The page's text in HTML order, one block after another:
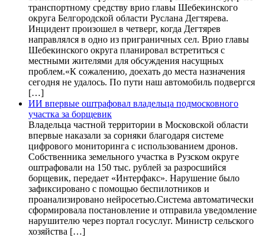
транспортному средству врио главы Шебекинского
округа Белгородской области Руслана Дегтярева.
Инцидент произошел в четверг, когда Дегтярев
направлялся в одно из приграничных сел. Врио главы
Шебекинского округа планировал встретиться с
местными жителями для обсуждения насущных
проблем.«К сожалению, доехать до места назначения
сегодня не удалось. По пути наш автомобиль подвергся
[…]
ИИ впервые оштрафовал владельца подмосковного
участка за борщевик
Владельца частной территории в Московской области
впервые наказали за сорняки благодаря системе
цифрового мониторинга с использованием дронов.
Собственника земельного участка в Рузском округе
оштрафовали на 150 тыс. рублей за разросшийся
борщевик, передает «Интерфакс». Нарушение было
зафиксировано с помощью беспилотников и
проанализировано нейросетью.Система автоматически
сформировала постановление и отправила уведомление
нарушителю через портал госуслуг. Министр сельского
хозяйства […]